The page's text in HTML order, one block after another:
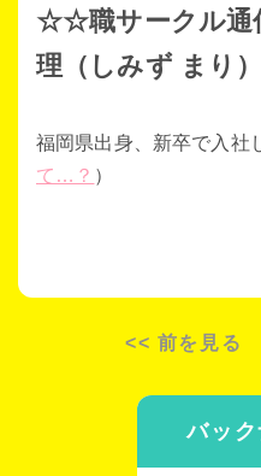
☆☆職サークル通
理（しみず まり）
福岡県出身、新卒で入社
て…？ ）
<< 前を見る
バッ